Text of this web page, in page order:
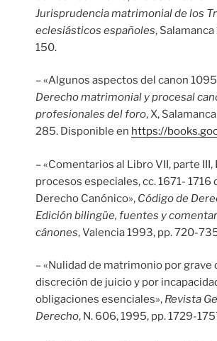
Jurisprudencia matrimonial de los
eclesiásticos españoles, Salamanca
150.
– «Algunos aspectos del canon
Derecho matrimonial y procesal
profesionales del foro, X,
285. Disponible en https://
– «Comentarios al Libro VII, parte III,
procesos especiales, cc. 1671- 1716
Derecho Canónico», Código de
Edición bilingüe, fuentes y
cánones, Valencia 1993, pp. 720-
– «Nulidad de matrimonio por grave
discreción de juicio y por
obligaciones esenciales», Revista
Derecho, N. 606, 1995, pp. 1729-